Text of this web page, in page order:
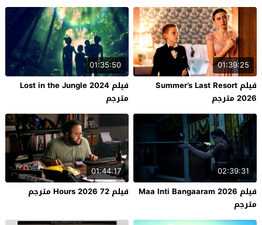
01:39:25
فيلم Summer’s Last Resort
2026 مترجم
01:35:50
فيلم Lost in the Jungle 2024
مترجم
02:39:31
فيلم Maa Inti Bangaaram 2026
مترجم
01:44:17
فيلم 72 Hours 2026 مترجم